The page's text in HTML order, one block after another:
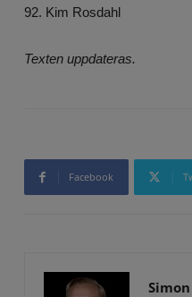
92. Kim Rosdahl
Texten uppdateras.
Facebook